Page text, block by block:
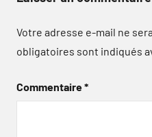
Votre adresse e-mail ne
obligatoires sont indiqués
Commentaire*